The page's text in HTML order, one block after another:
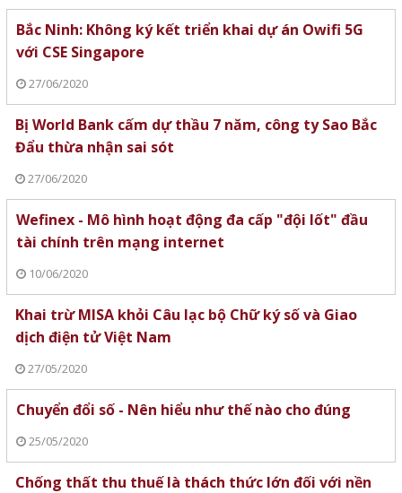
Bắc Ninh: Không ký kết triển khai dự án Owifi 5G
với CSE Singapore
27/06/2020
Bị World Bank cấm dự thầu 7 năm, công ty Sao Bắc
Đẩu thừa nhận sai sót
27/06/2020
Wefinex - Mô hình hoạt động đa cấp "đội lốt" đầu
tài chính trên mạng internet
10/06/2020
Khai trừ MISA khỏi Câu lạc bộ Chữ ký số và Giao
dịch điện tử Việt Nam
27/05/2020
Chuyển đổi số - Nên hiểu như thế nào cho đúng
25/05/2020
Chống thất thu thuế là thách thức lớn đối với nền